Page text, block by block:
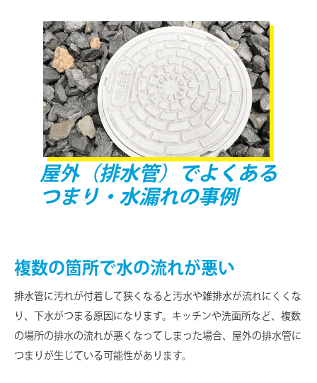
屋外（排水管）でよくある
つまり・水漏れの事例
複数の箇所で水の流れが悪い
排水管に汚れが付着して狭くなると汚水や雑排水が流れにくくな
り、下水がつまる原因になります。キッチンや洗面所など、複数
の場所の排水の流れが悪くなってしまった場合、屋外の排水管に
つまりが生じている可能性があります。